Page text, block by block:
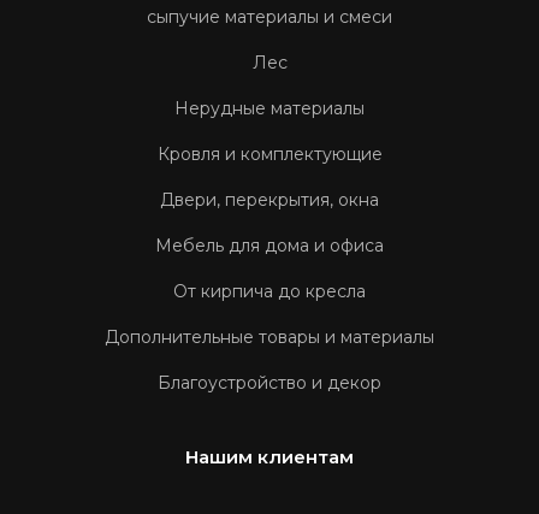
сыпучие материалы и смеси
Лес
Нерудные материалы
Кровля и комплектующие
Двери, перекрытия, окна
Мебель для дома и офиса
От кирпича до кресла
Дополнительные товары и материалы
Благоустройство и декор
Нашим клиентам